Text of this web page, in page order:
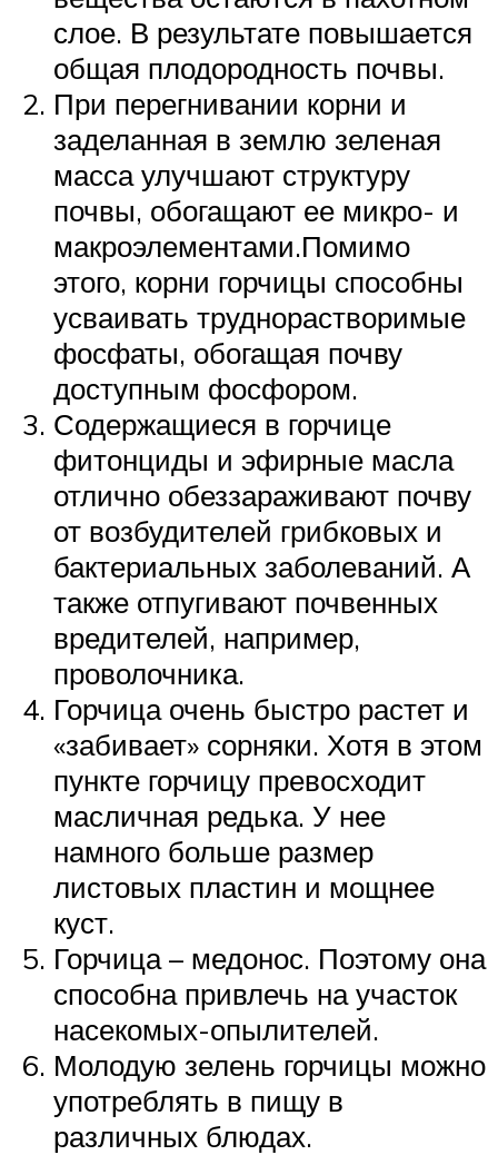
слое. В результате повышается
общая плодородность почвы.
При перегнивании корни и
заделанная в землю зеленая
масса улучшают структуру
почвы, обогащают ее микро- и
макроэлементами.Помимо
этого, корни горчицы способны
усваивать труднорастворимые
фосфаты, обогащая почву
доступным фосфором.
Содержащиеся в горчице
фитонциды и эфирные масла
отлично обеззараживают почву
от возбудителей грибковых и
бактериальных заболеваний. А
также отпугивают почвенных
вредителей, например,
проволочника.
Горчица очень быстро растет и
«забивает» сорняки. Хотя в этом
пункте горчицу превосходит
масличная редька. У нее
намного больше размер
листовых пластин и мощнее
куст.
Горчица – медонос. Поэтому она
способна привлечь на участок
насекомых-опылителей.
Молодую зелень горчицы можно
употреблять в пищу в
различных блюдах.